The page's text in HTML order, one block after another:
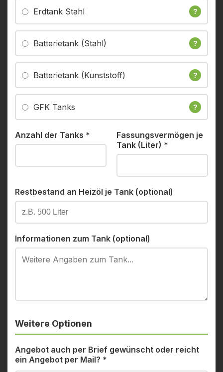
Erdtank Stahl ?
Batterietank (Stahl) ?
Batterietank (Kunststoff) ?
GFK Tanks ?
Anzahl der Tanks *
Fassungsvermögen je
Tank (Liter) *
Restbestand an Heizöl je Tank (optional)
Informationen zum Tank (optional)
Weitere Optionen
Angebot auch per Brief gewünscht oder reicht
ein Angebot per Mail? *